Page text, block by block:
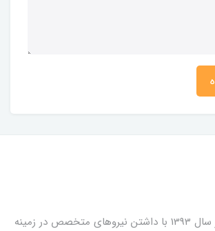
لوازم هنری آبتین در سال 1393 با داشتن نیروهای متخصص در زمینه